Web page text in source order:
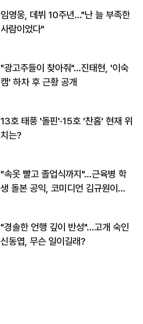
임영웅, 데뷔 10주년…"난 늘 부족한
사람이었다"
"광고주들이 찾아줘"…진태현, '이숙
캠' 하차 후 근황 공개
13호 태풍 '돌핀'·15호 '찬홈' 현재 위
치는?
"속옷 빨고 졸업식까지"…근육병 학
생 돌본 공익, 코미디언 김규원이었
"경솔한 언행 깊이 반성"…고개 숙인
신동엽, 무슨 일이길래?